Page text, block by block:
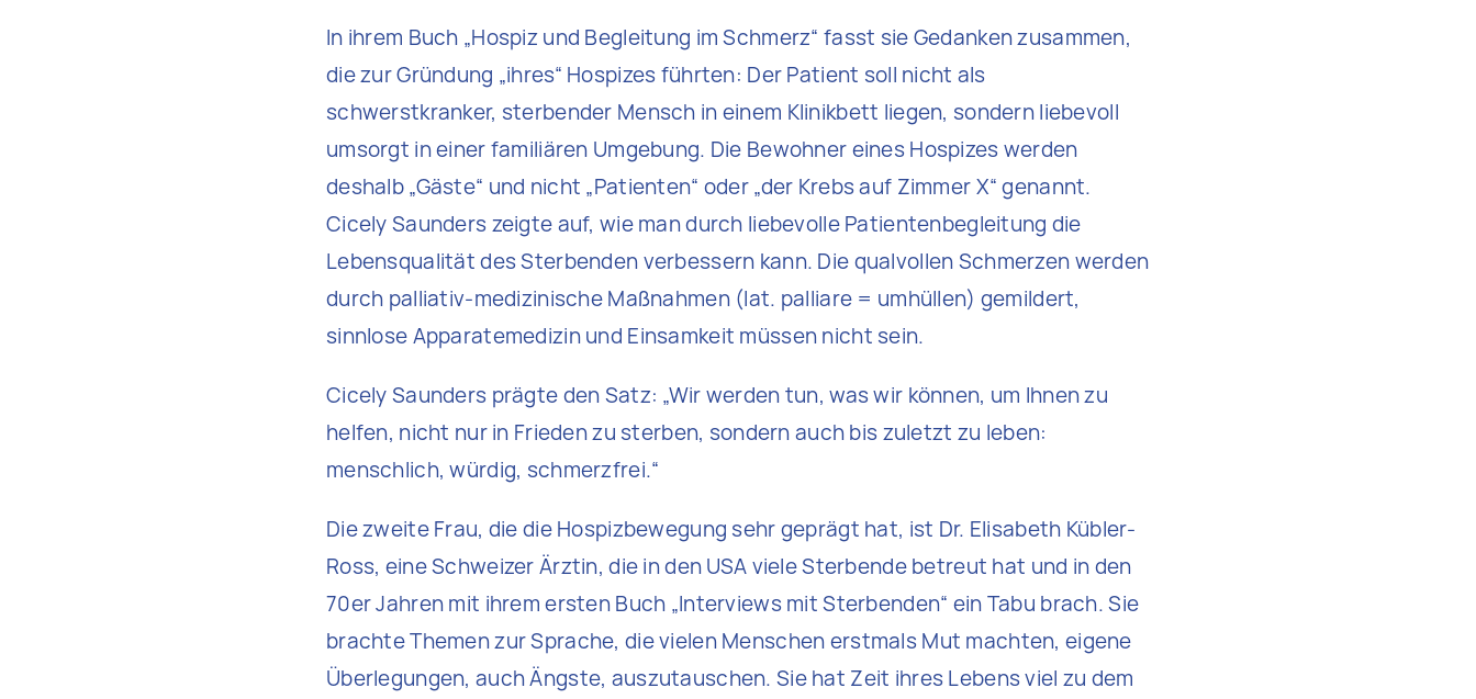
In ihrem Buch „Hospiz und Begleitung im Schmerz“ fasst sie Gedanken zusammen,
die zur Gründung „ihres“ Hospizes führten: Der Patient soll nicht als
schwerstkranker, sterbender Mensch in einem Klinikbett liegen, sondern liebevoll
umsorgt in einer familiären Umgebung. Die Bewohner eines Hospizes werden
deshalb „Gäste“ und nicht „Patienten“ oder „der Krebs auf Zimmer X“ genannt.
Cicely Saunders zeigte auf, wie man durch liebevolle Patientenbegleitung die
Lebensqualität des Sterbenden verbessern kann. Die qualvollen Schmerzen werden
durch palliativ-medizinische Maßnahmen (lat. palliare = umhüllen) gemildert,
sinnlose Apparatemedizin und Einsamkeit müssen nicht sein.
Cicely Saunders prägte den Satz: „Wir werden tun, was wir können, um Ihnen zu
helfen, nicht nur in Frieden zu sterben, sondern auch bis zuletzt zu leben:
menschlich, würdig, schmerzfrei.“
Die zweite Frau, die die Hospizbewegung sehr geprägt hat, ist Dr. Elisabeth Kübler-
Ross, eine Schweizer Ärztin, die in den USA viele Sterbende betreut hat und in den
70er Jahren mit ihrem ersten Buch „Interviews mit Sterbenden“ ein Tabu brach. Sie
brachte Themen zur Sprache, die vielen Menschen erstmals Mut machten, eigene
Überlegungen, auch Ängste, auszutauschen. Sie hat Zeit ihres Lebens viel zu dem